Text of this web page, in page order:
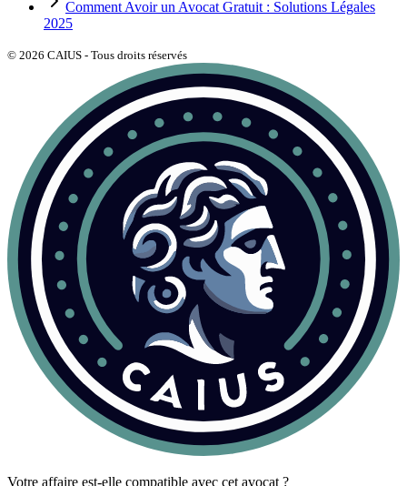
Comment Avoir un Avocat Gratuit : Solutions Légales
2025
© 2026 CAIUS - Tous droits réservés
Votre affaire est-elle compatible avec cet avocat ?